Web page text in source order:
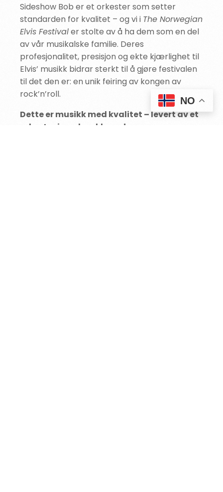
Sideshow Bob er et orkester som setter
standarden for kvalitet – og vi i The Norwegian
Elvis Festivaler stolte av å ha dem som en del
av vår musikalske familie. Deres
profesjonalitet, presisjon og ekte kjærlighet til
Elvis’ musikk bidrar sterkt til å gjøre festivalen
til det den er: en unik feiring av kongen av
rock’n’roll.
Dette er musikk med kvalitet – levert av et
orkester i verdensklasse!
NO